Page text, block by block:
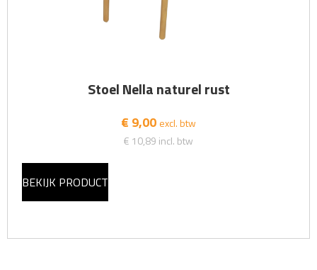
Stoel Nella naturel rust
€ 9,00 excl. btw
€ 10,89 incl. btw
BEKIJK PRODUCT